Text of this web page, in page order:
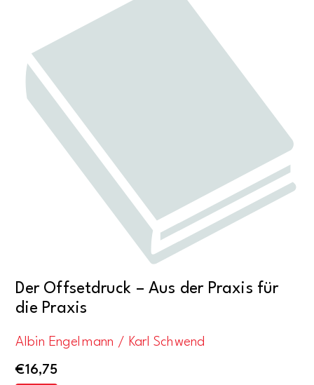
Der Offsetdruck – Aus der Praxis für
die Praxis
Albin Engelmann / Karl Schwend
€16,75